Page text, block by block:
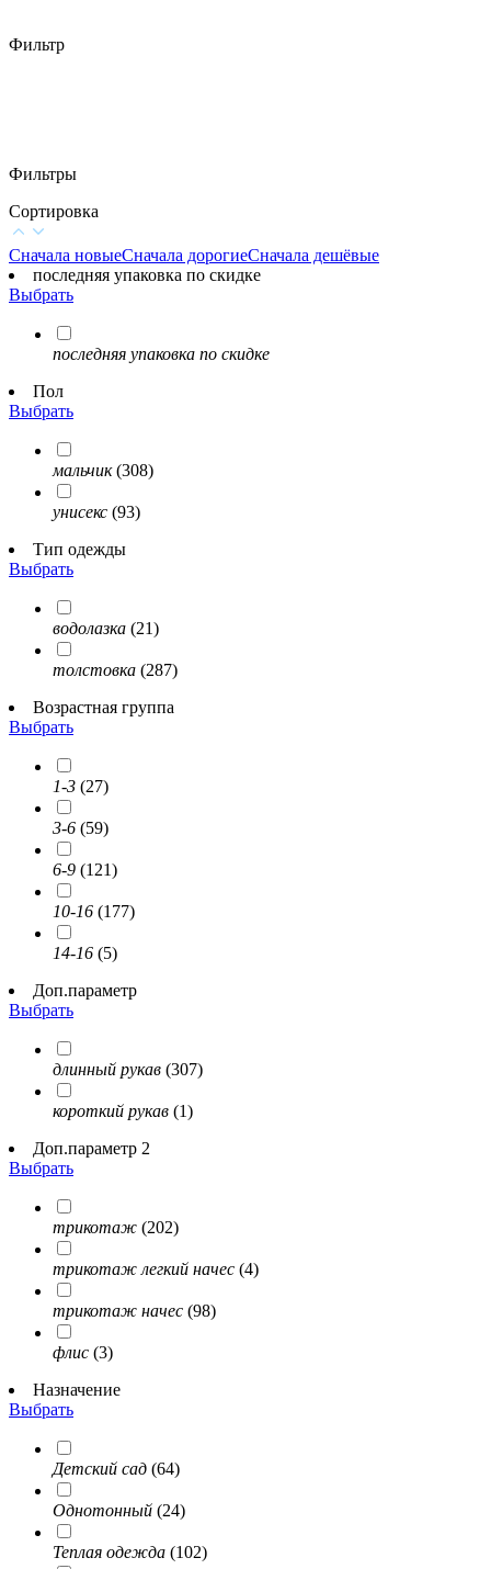
Фильтр
Фильтры
Сортировка
Сначала новыеСначала дорогиеСначала дешёвые
последняя упаковка по скидке
Выбрать
последняя упаковка по скидке
Пол
Выбрать
мальчик(308)
унисекс (93)
Тип одежды
Выбрать
водолазка (21)
толстовка (287)
Возрастная группа
Выбрать
1-3 (27)
3-6 (59)
6-9 (121)
10-16 (177)
14-16 (5)
Доп.параметр
Выбрать
длинный рукав (307)
короткий рукав (1)
Доп.параметр 2
Выбрать
трикотаж (202)
трикотаж легкий начес (4)
трикотаж начес (98)
флис (3)
Назначение
Выбрать
Детский сад (64)
Однотонный (24)
Теплая одежда (102)